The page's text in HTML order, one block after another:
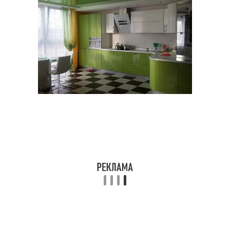
Кухни из дерева
Столешницы для бело-
зеленых кухонь
Фасады для бело-
зеленых кухонь